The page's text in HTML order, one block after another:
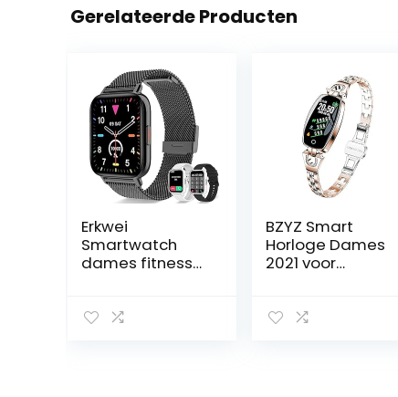
Gerelateerde Producten
Erkwei
Smartwatch
dames fitness
BZYZ Smart
Horloge Dames
2021 voor
Fitness